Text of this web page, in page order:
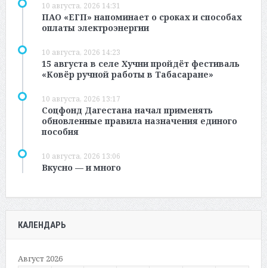
10 августа, 2026 14:31
ПАО «ЕГП» напоминает о сроках и способах
оплаты электроэнергии
10 августа, 2026 14:23
15 августа в селе Хучни пройдёт фестиваль
«Ковёр ручной работы в Табасаране»
10 августа, 2026 13:17
Соцфонд Дагестана начал применять
обновленные правила назначения единого
пособия
10 августа, 2026 13:06
Вкусно — и много
КАЛЕНДАРЬ
Август 2026